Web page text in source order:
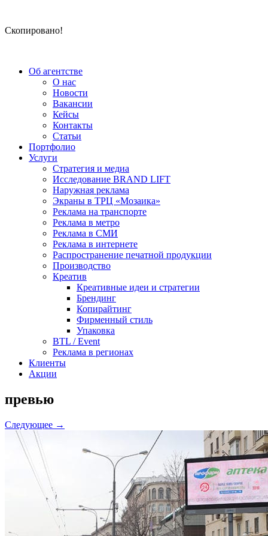
Скопировано!
Об агентстве
О нас
Новости
Вакансии
Кейсы
Контакты
Статьи
Портфолио
Услуги
Стратегия и медиа
Исследование BRAND LIFT
Наружная реклама
Экраны в ТРЦ «Мозаика»
Реклама на транспорте
Реклама в метро
Реклама в СМИ
Реклама в интернете
Распространение печатной продукции
Производство
Креатив
Креативные идеи и стратегии
Брендинг
Копирайтинг
Фирменный стиль
Упаковка
BTL / Event
Реклама в регионах
Клиенты
Акции
превью
Следующее →